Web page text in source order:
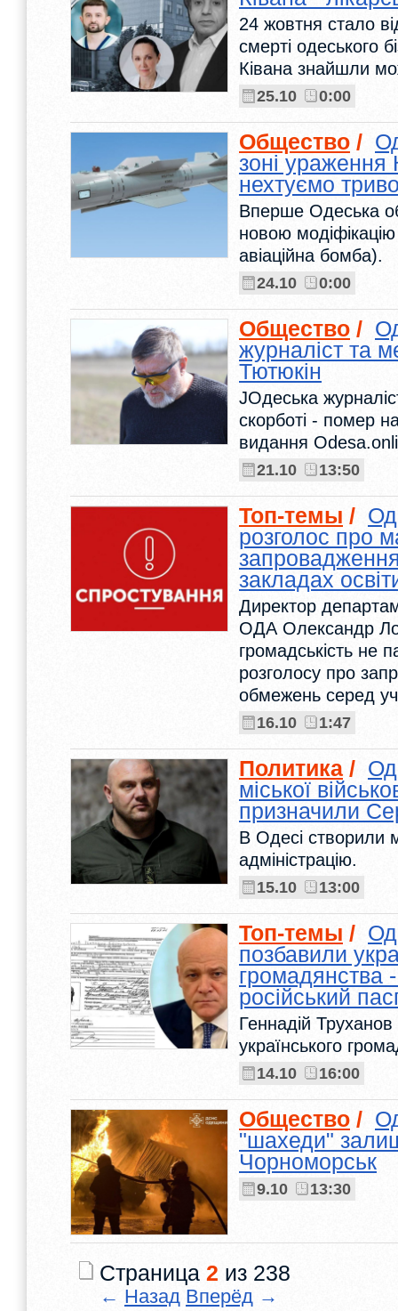
24 жовтня стало
смерті одеського
Ківана знайшли
25.10 0:00
Общество /
зоні ураження
нехтуємо
Вперше Одеська
новою
авіаційна бомба).
24.10 0:00
Общество /
журналіст та
Тютюкін
JОдеська
скорботі - помер
видання
21.10 13:50
Топ-темы /
розголос про
закладах
Директор
ОДА Олександр
громадськість не
розголосу про
обмежень серед
16.10 1:47
Политика /
міської
призначили
В Одесі створили
адміністрацію.
15.10 13:00
Топ-темы /
позбавили
громадянства
російський
Геннадій
українського
14.10 16:00
Общество /
"шахеди"
Чорноморськ
9.10 13:30
Страница 2 из 238
← Назад Вперёд →